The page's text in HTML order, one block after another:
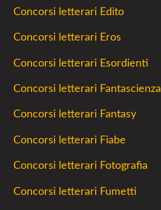
Concorsi letterari Edito
Concorsi letterari Eros
Concorsi letterari Esordienti
Concorsi letterari Fantascienza
Concorsi letterari Fantasy
Concorsi letterari Fiabe
Concorsi letterari Fotografia
Concorsi letterari Fumetti